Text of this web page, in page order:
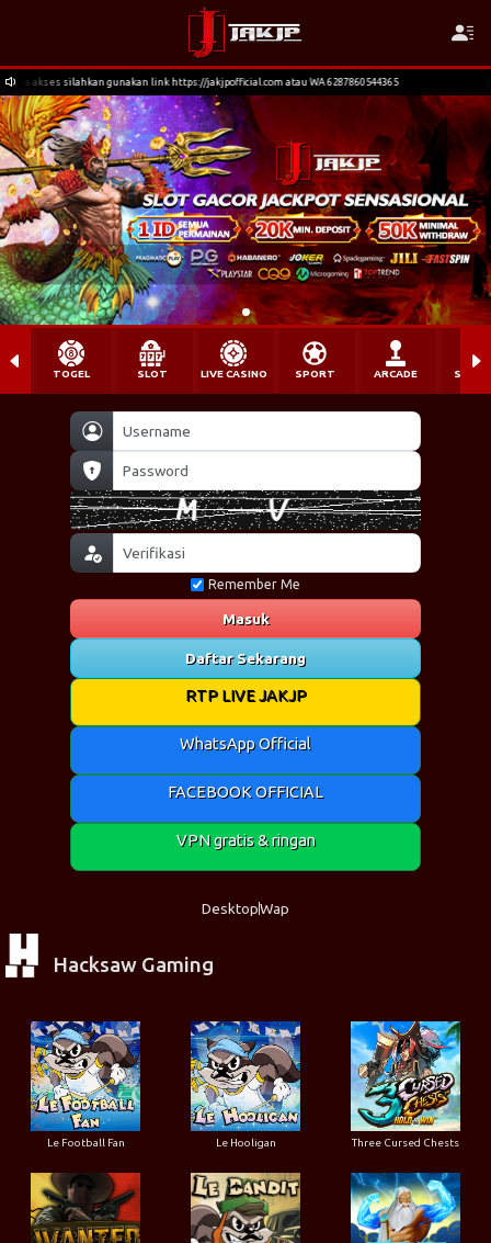
https://jakjpofficial.com atau WA 6287860544365 Bagi member yg terkendala
Remember Me
Masuk
Daftar Sekarang
RTP LIVE JAKJP
WhatsApp Official
FACEBOOK OFFICIAL
VPN gratis & ringan
TOGEL SLOT LIVE CASINO SPORT ARCADE
DesktopWap
Hacksaw Gaming
Le Football Fan Le Hooligan Three Cursed Chests